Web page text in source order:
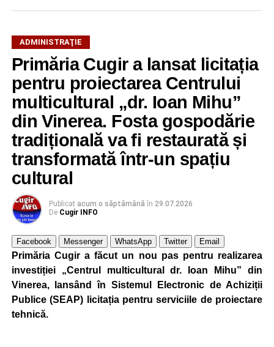
de iluminare pe timpul nopții.
Adaugă cugirinfo.ro ca sursă
preferată pe Google
Ultimele știri din Cugir
Cum și-a construit un informatician din Cugir propria
mașină solară. Vehiculul a ajuns și la o expoziție din
Berlin
Cugir și-au perfecționat competențele prin
Secretul succesului în afaceri, dezvăluit de
antreprenorul Alexandru Jittu care a lucrat pentru
Elon Musk: „Dacă nu faci asta ai mari șanse să
ratezi”
Facebook
ADMINISTRAŢIE
Primăria Cugir a lansat licitația
pentru proiectarea Centrului
multicultural „dr. Ioan Mihu”
din Vinerea. Fosta gospodărie
tradițională va fi restaurată și
transformată într-un spațiu
cultural
Publicat acum o săptămână în 29.07.2026
De Cugir INFO
Facebook Messenger WhatsApp Twitter Email
Primăria Cugir a făcut un nou pas pentru realizarea
investiției „Centrul multicultural dr. Ioan Mihu” din
Vinerea, lansând în Sistemul Electronic de Achiziții
Publice (SEAP) licitația pentru serviciile de proiectare
tehnică.